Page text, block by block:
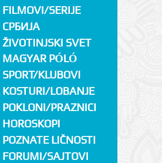
FILMOVI/SERIJE
СРБИЈА
ŽIVOTINJSKI SVET
MAGYAR PÓLÓ
SPORT/KLUBOVI
KOSTURI/LOBANJE
POKLONI/PRAZNICI
HOROSKOPI
POZNATE LIČNOSTI
FORUMI/SAJTOVI